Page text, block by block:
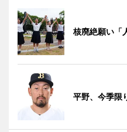
核廃絶願い「
平野、今季